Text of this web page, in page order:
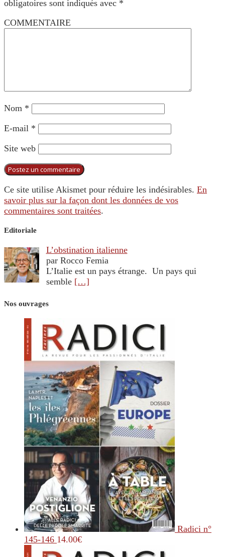
obligatoires sont indiqués avec *
COMMENTAIRE
Nom *
E-mail *
Site web
Ce site utilise Akismet pour réduire les indésirables. En
savoir plus sur la façon dont les données de vos
commentaires sont traitées.
Editoriale
L’obstination italienne
par Rocco Femia
L’Italie est un pays étrange. Un pays qui
semble […]
Nos ouvrages
Radici n°
145-146 14.00€